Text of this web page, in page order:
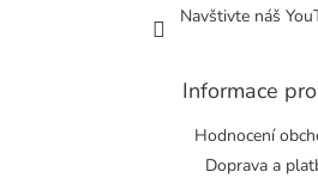
Navštivte náš
Informace
Hodnocení
Doprava a